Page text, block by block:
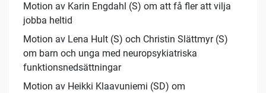
Motion av Karin Engdahl (S) om att få fler att vilja
jobba heltid
Motion av Lena Hult (S) och Christin Slättmyr (S)
om barn och unga med neuropsykiatriska
funktionsnedsättningar
Motion av Heikki Klaavuniemi (SD) om